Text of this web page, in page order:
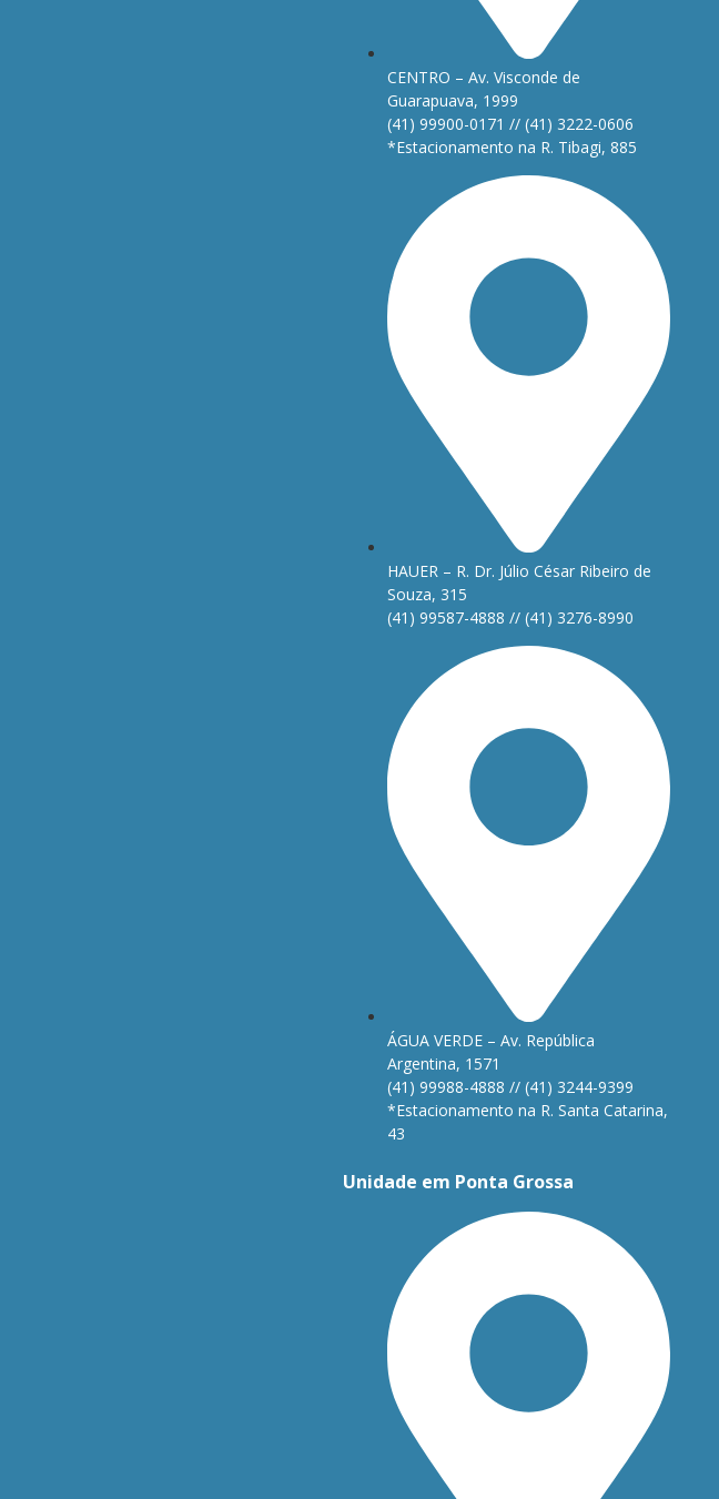
CENTRO – Av. Visconde de
Guarapuava, 1999
(41) 99900-0171 // (41) 3222-0606
*Estacionamento na R. Tibagi, 885
HAUER – R. Dr. Júlio César Ribeiro de
Souza, 315
(41) 99587-4888 // (41) 3276-8990
ÁGUA VERDE – Av. República
Argentina, 1571
(41) 99988-4888 // (41) 3244-9399
*Estacionamento na R. Santa Catarina,
43
Unidade em Ponta Grossa